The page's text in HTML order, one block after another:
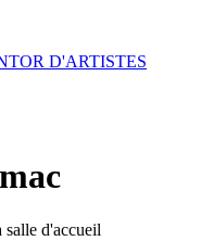
D'ARTISTES
d'accueil